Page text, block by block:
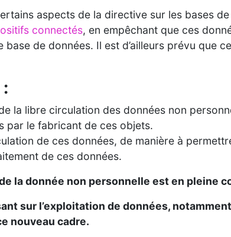
aspects de la directive sur les bases
connectés, en empêchant que ces
de données. Il est d’ailleurs prévu que
la libre circulation des données non
par le fabricant de ces objets.
de ces données, de manière à
de ces données.
la donnée non personnelle est en pleine
sur l’exploitation de données,
nouveau cadre.